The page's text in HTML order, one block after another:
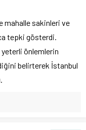
mahalle sakinleri ve
tepki gösterdi.
önlemlerin
belirterek İstanbul